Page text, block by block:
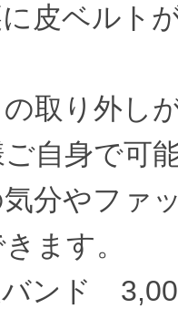
皮ベルト
外しが
自身で可
ファッ
ます。
ド 3,000